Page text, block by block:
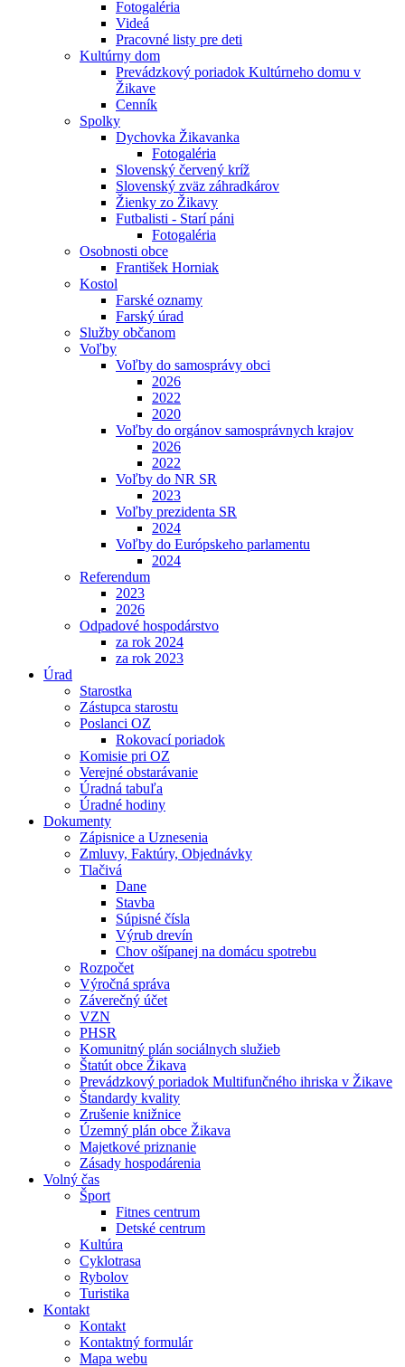
Fotogaléria
Videá
Pracovné listy pre deti
Kultúrny dom
Prevádzkový poriadok Kultúrneho domu v
Žikave
Cenník
Spolky
Dychovka Žikavanka
Fotogaléria
Slovenský červený kríž
Slovenský zväz záhradkárov
Žienky zo Žikavy
Futbalisti - Starí páni
Fotogaléria
Osobnosti obce
František Horniak
Kostol
Farské oznamy
Farský úrad
Služby občanom
Voľby
Voľby do samosprávy obci
2026
2022
2020
Voľby do orgánov samosprávnych krajov
2026
2022
Voľby do NR SR
2023
Voľby prezidenta SR
2024
Voľby do Európskeho parlamentu
2024
Referendum
2023
2026
Odpadové hospodárstvo
za rok 2024
za rok 2023
Úrad
Starostka
Zástupca starostu
Poslanci OZ
Rokovací poriadok
Komisie pri OZ
Verejné obstarávanie
Úradná tabuľa
Úradné hodiny
Dokumenty
Zápisnice a Uznesenia
Zmluvy, Faktúry, Objednávky
Tlačivá
Dane
Stavba
Súpisné čísla
Výrub drevín
Chov ošípanej na domácu spotrebu
Rozpočet
Výročná správa
Záverečný účet
VZN
PHSR
Komunitný plán sociálnych služieb
Štatút obce Žikava
Prevádzkový poriadok Multifunčného ihriska v Žikave
Štandardy kvality
Zrušenie knižnice
Územný plán obce Žikava
Majetkové priznanie
Zásady hospodárenia
Volný čas
Šport
Fitnes centrum
Detské centrum
Kultúra
Cyklotrasa
Rybolov
Turistika
Kontakt
Kontakt
Kontaktný formulár
Mapa webu